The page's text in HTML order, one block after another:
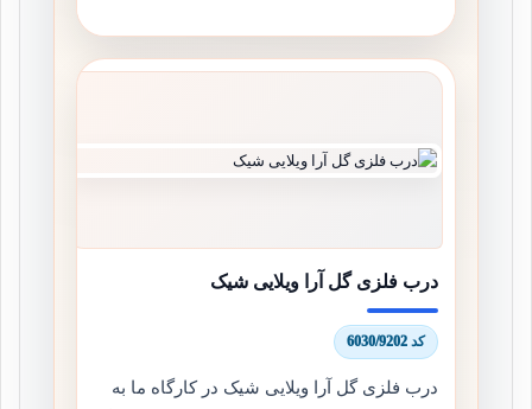
درب فلزی گل آرا ویلایی شیک
کد 6030/9202
درب فلزی گل آرا ویلایی شیک در کارگاه ما به